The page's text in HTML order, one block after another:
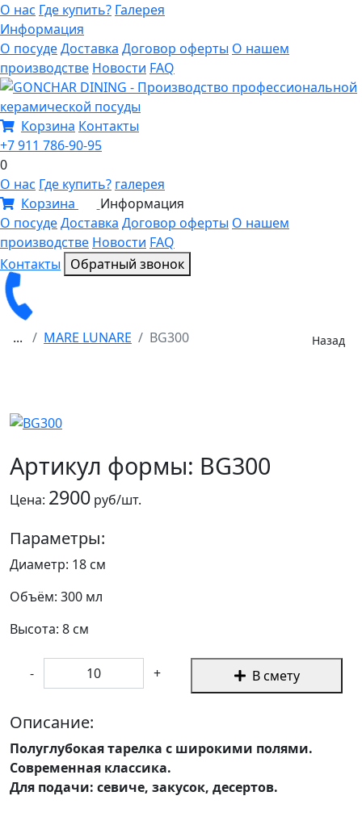
О нас Где купить? Галерея
Информация
О посудеДоставка Договор оферты О нашем
производстве Новости FAQ
Корзина Контакты
+7 911 786-90-95
0
О нас Где купить? галерея
Корзина
Информация
О посудеДоставка Договор оферты О нашем
производстве Новости FAQ
Контакты
Обратный звонок
... MARE LUNARE BG300 Назад
Артикул формы: BG300
Цена: 2900 руб/шт.
Параметры:
Диаметр: 18 см
Объём: 300 мл
Высота: 8 см
- + В смету
Описание:
Полуглубокая тарелка с широкими полями.
Современная классика.
Для подачи: севиче, закусок, десертов.